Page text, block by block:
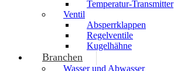
Temperatur-Transmitter
Ventil
Absperrklappen
Regelventile
Kugelhähne
Branchen
Wasser und Abwasser